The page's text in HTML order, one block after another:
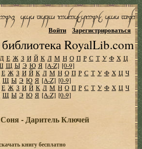
RoyalLib.com
Войти Зарегистрироваться
Д Е Ж З И Й К Л М Н О П Р С Т У Ф Х Ц
Щ Ы Э Ю Я [A-Z] [0-9]
Е Ж З И Й К Л М Н О П Р С Т У Ф Х Ц Ч
Щ Ы Э Ю Я [A-Z] [0-9]
Е Ж З И Й К Л М Н О П Р С Т У Ф Х Ц Ч
Щ Ы Э Ю Я [A-Z] [0-9]
- Даритель Ключей
книгу бесплатно